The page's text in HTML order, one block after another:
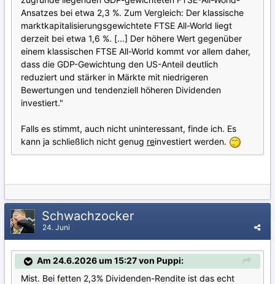
Ansatzes bei etwa 2,3 %. Zum Vergleich: Der klassische
marktkapitalisierungsgewichtete FTSE All-World liegt
derzeit bei etwa 1,6 %. [...] Der höhere Wert gegenüber
einem klassischen FTSE All-World kommt vor allem daher,
dass die GDP-Gewichtung den US-Anteil deutlich
reduziert und stärker in Märkte mit niedrigeren
Bewertungen und tendenziell höheren Dividenden
investiert."
Falls es stimmt, auch nicht uninteressant, finde ich. Es
kann ja schließlich nicht genug reinvestiert werden.
Schwachzocker
24. Juni
Am 24.6.2026 um 15:27 von Puppi:
Mist. Bei fetten 2,3% Dividenden-Rendite ist das echt